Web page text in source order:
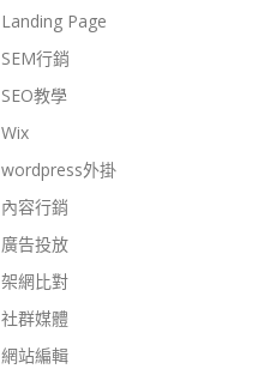
Landing Page
SEM行銷
SEO教學
Wix
wordpress外掛
內容行銷
廣告投放
架網比對
社群媒體
網站編輯